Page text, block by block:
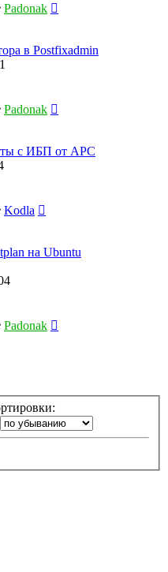
Padonak
в Postfixadmin
Padonak
с ИБП от APC
Kodla
на Ubuntu
Padonak